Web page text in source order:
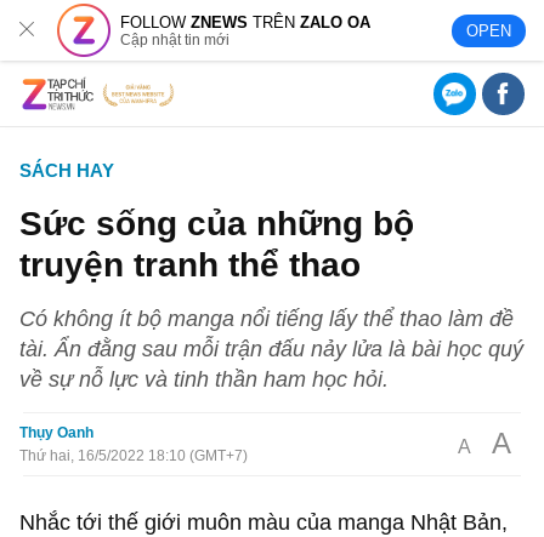
FOLLOWZNEWS TRÊNZALO OA
Cập nhật tin mới OPEN
SÁCH HAY
Sức sống của những bộ
truyện tranh thể thao
Có không ít bộ manga nổi tiếng lấy thể thao làm đề
tài. Ẩn đằng sau mỗi trận đấu nảy lửa là bài học quý
về sự nỗ lực và tinh thần ham học hỏi.
Thụy Oanh
Thứ hai, 16/5/2022 18:10 (GMT+7)
A A
Nhắc tới thế giới muôn màu của manga Nhật Bản,